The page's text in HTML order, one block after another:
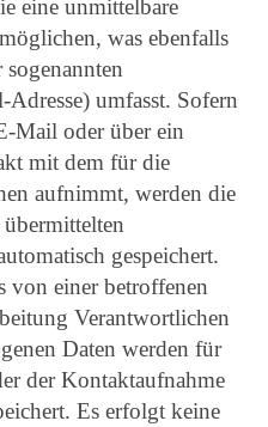
eine unmittelbare
was ebenfalls
sogenannten
umfasst. Sofern
Mail oder über ein
mit dem für die
aufnimmt, werden die
gespeichert.
von einer betroffenen
Verantwortlichen
Daten werden für
der Kontaktaufnahme
Es erfolgt keine